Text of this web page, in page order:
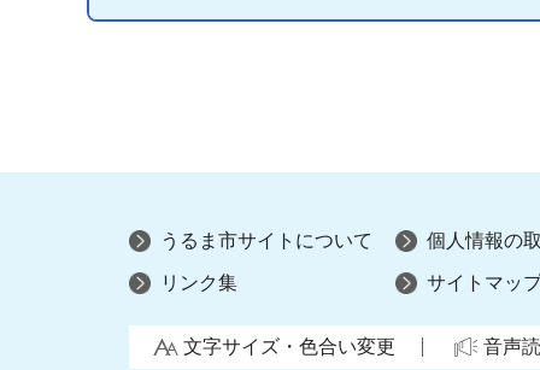
うるま市サイトについて 個人情報の
リンク集 サイトマッ
文字サイズ・色合い変更 音声